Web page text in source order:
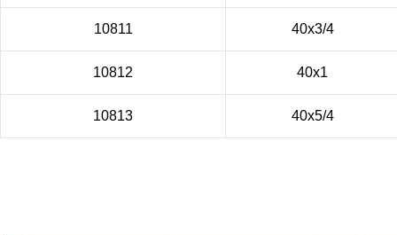
10811 40х3/4
10812 40х1
10813 40х5/4